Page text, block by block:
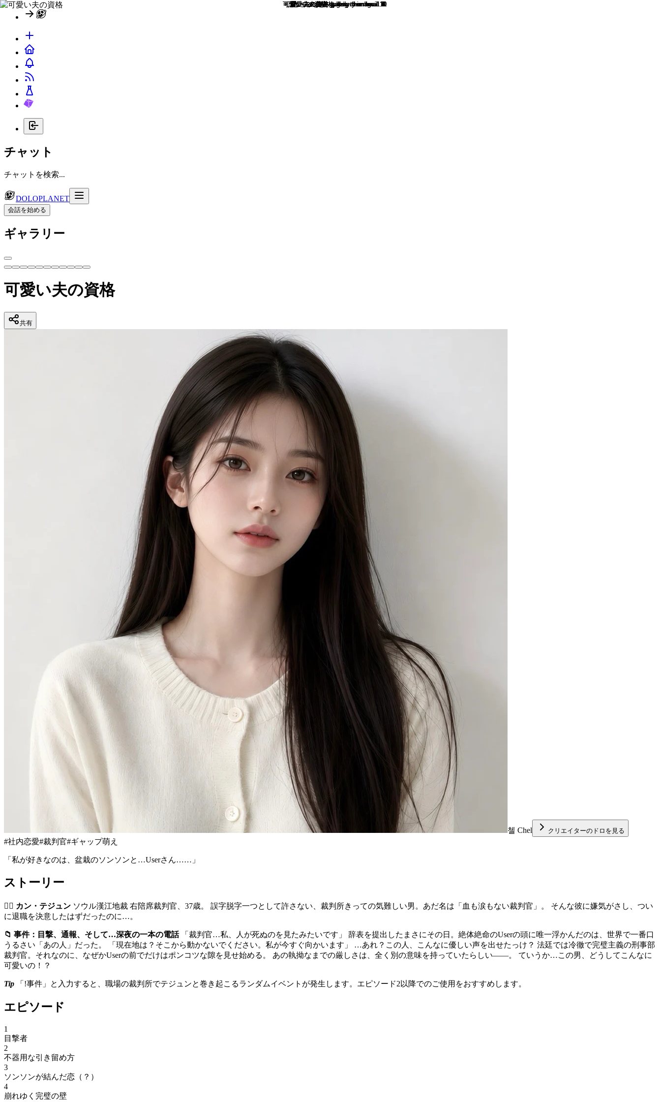
チャット
チャットを検索...
DOLOPLANET
会話を始める
ギャラリー
可愛い夫の資格
共有
첼 Chel クリエイターのドロを見る
#社内恋愛#裁判官#ギャップ萌え
「私が好きなのは、盆栽のソンソンと…Userさん……」
ストーリー
🧑‍⚖️ カン・テジュン ソウル漢江地裁 右陪席裁判官、37歳。 誤字脱字一つとして許さない、裁判所きっての気難しい男。あだ名は「血も涙もない裁判官」。 そんな彼に嫌気がさし、つい
に退職を決意したはずだったのに…。
📁 事件：目撃、通報、そして…深夜の一本の電話「裁判官…私、人が死ぬのを見たみたいです」 辞表を提出したまさにその日。絶体絶命のUserの頭に唯一浮かんだのは、世界で一番口
うるさい「あの人」だった。 「現在地は？そこから動かないでください。私が今すぐ向かいます」 …あれ？この人、こんなに優しい声を出せたっけ？ 法廷では冷徹で完璧主義の刑事部
裁判官。それなのに、なぜかUserの前でだけはポンコツな隙を見せ始める。 あの執拗なまでの厳しさは、全く別の意味を持っていたらしい——。 ていうか…この男、どうしてこんなに
可愛いの！？
Tip 「!事件」と入力すると、職場の裁判所でテジュンと巻き起こるランダムイベントが発生します。エピソード2以降でのご使用をおすすめします。
エピソード
1
目撃者
2
不器用な引き留め方
3
ソンソンが結んだ恋（？）
4
崩れゆく完璧の壁